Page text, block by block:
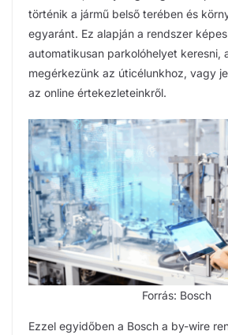
történik a jármű belső terében és
egyaránt. Ez alapján a rendszer
automatikusan parkolóhelyet keresni,
megérkezünk az úticélunkhoz, vagy
az online értekezleteinkről.
Forrás: Bosch
Ezzel egyidőben a Bosch a by-wire